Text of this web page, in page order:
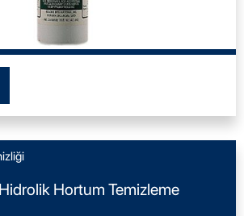
Hortum Temizleme